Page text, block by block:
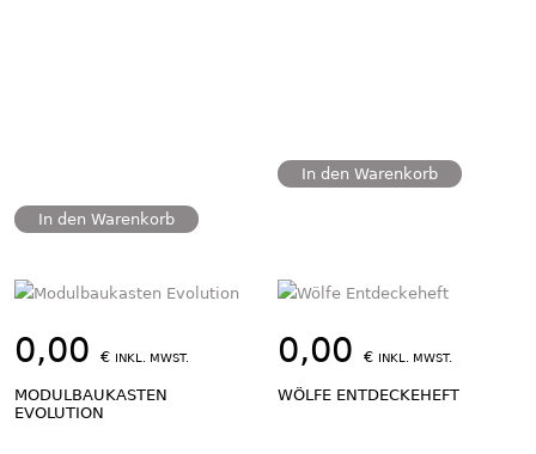
In den Warenkorb
In den Warenkorb
0,00 € INKL. MWST.
MODULBAUKASTEN
EVOLUTION
0,00€ INKL. MWST.
WÖLFE ENTDECKEHEFT